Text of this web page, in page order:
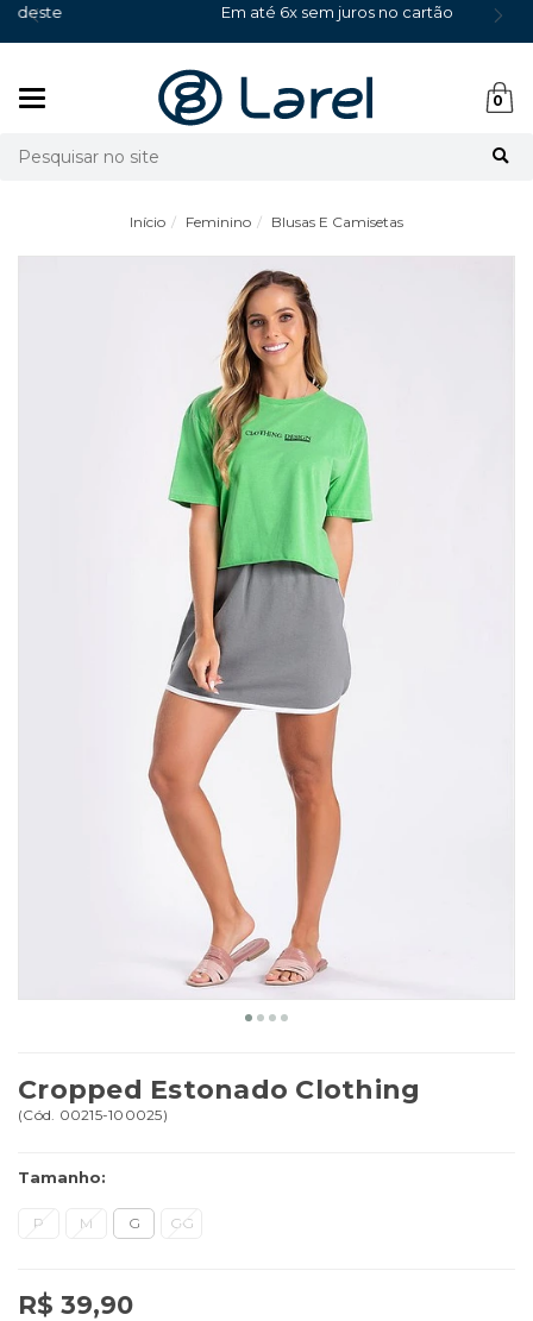
Em até 6x sem juros no cartão
0
Busca
Início Feminino Blusas E Camisetas
Cropped Estonado Clothing
(Cód. 00215-100025)
Tamanho:
P M G GG
R$ 39,90